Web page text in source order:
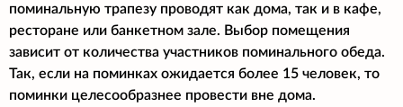
поминальную трапезу проводят как дома, так и в кафе,
ресторане или банкетном зале. Выбор помещения
зависит от количества участников поминального обеда.
Так, если на поминках ожидается более 15 человек, то
поминки целесообразнее провести вне дома.